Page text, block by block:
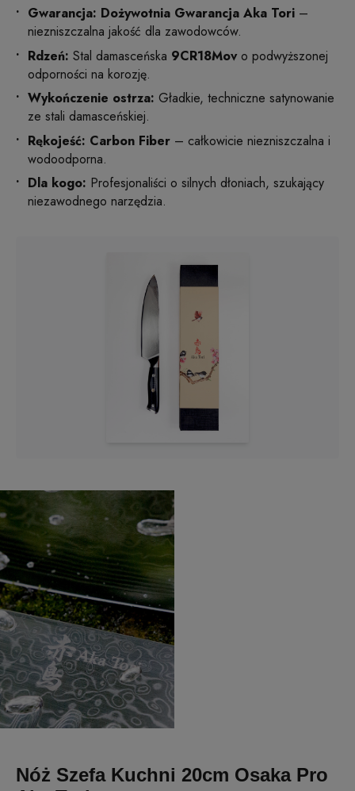
Gwarancja: Dożywotnia Gwarancja Aka Tori –
niezniszczalna jakość dla zawodowców.
Rdzeń: Stal damasceńska 9CR18Movo podwyższonej
odporności na korozję.
Wykończenie ostrza: Gładkie, techniczne satynowanie
ze stali damasceńskiej.
Rękojeść: Carbon Fiber – całkowicie niezniszczalna i
wodoodporna.
Dla kogo: Profesjonaliści o silnych dłoniach, szukający
niezawodnego narzędzia.
Nóż Szefa Kuchni 20cm Osaka Pro